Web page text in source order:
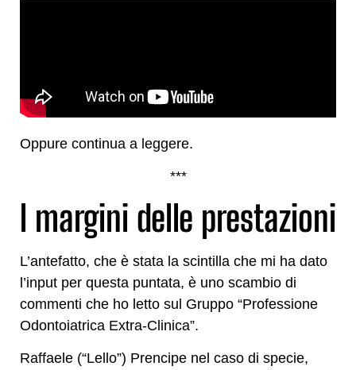
Oppure continua a leggere.
***
I margini delle prestazioni
L’antefatto, che è stata la scintilla che mi ha dato
l’input per questa puntata, è uno scambio di
commenti che ho letto sul Gruppo “Professione
Odontoiatrica Extra-Clinica”.
Raffaele (“Lello”) Prencipe nel caso di specie,